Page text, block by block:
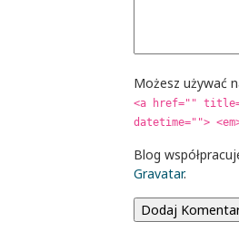
Możesz używać
<a href=""
datetime="">
Blog
Gravatar.